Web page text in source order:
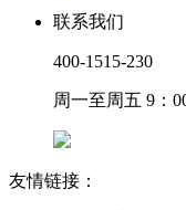
联系我们
400-1515-230
周一至周五 9：
友情链接：